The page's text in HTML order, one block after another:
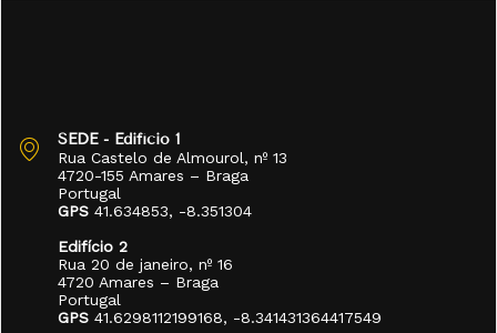
SEDE - Edifício 1
Rua Castelo de Almourol, nº 13
4720-155 Amares – Braga
Portugal
GPS 41.634853, -8.351304
Edifício 2
Rua 20 de janeiro, nº 16
4720 Amares – Braga
Portugal
GPS 41.6298112199168, -8.341431364417549